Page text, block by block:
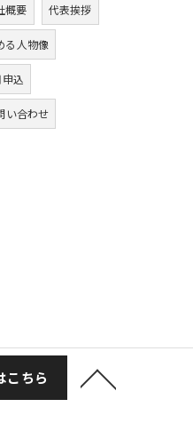
概要 代表挨拶
る人物像
込
い合わせ
こちら